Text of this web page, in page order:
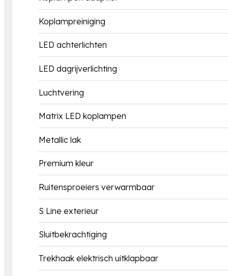
Koplampreiniging
LED achterlichten
LED dagrijverlichting
Luchtvering
Matrix LED koplampen
Metallic lak
Premium kleur
Ruitensproeiers verwarmbaar
S Line exterieur
Sluitbekrachtiging
Trekhaak elektrisch uitklapbaar